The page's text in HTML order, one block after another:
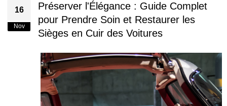
16
Nov
Préserver l'Élégance : Guide Complet
pour Prendre Soin et Restaurer les
Sièges en Cuir des Voitures